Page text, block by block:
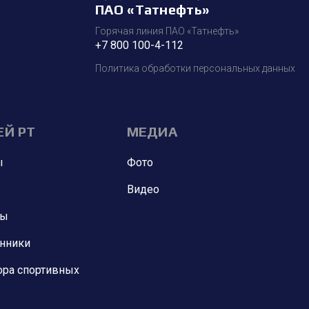
ПАО «Татнефть»
Горячая линия ПАО «Татнефть»
+7 800 100-4-112
Политика обработки персональных данных
РТ
спортивных
МЕДИА
Фото
Видео